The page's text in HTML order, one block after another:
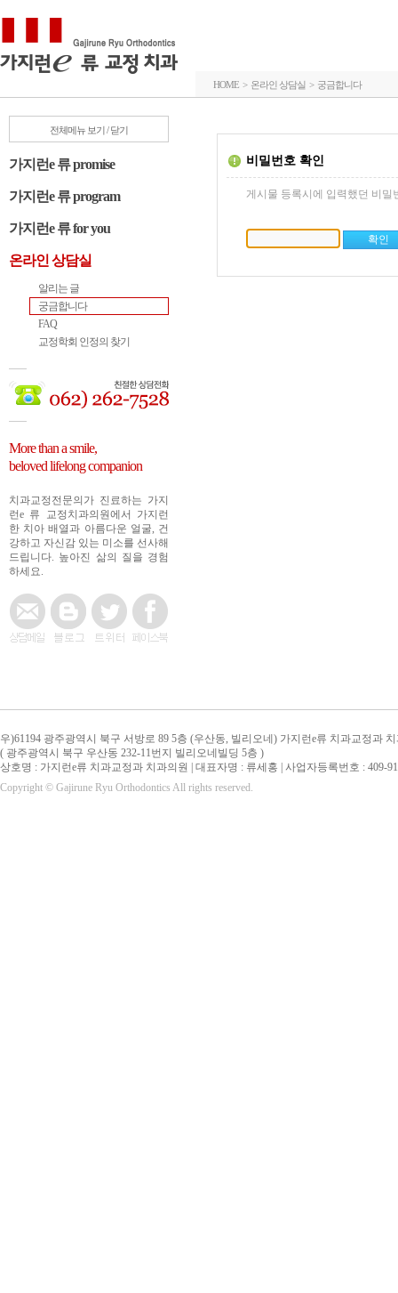
HOME > 온라인 상담실 > 궁금합니다
전체메뉴 보기 / 닫기
가지런e 류 promise
가지런e 류 program
가지런e 류 for you
온라인 상담실
알리는 글
궁금합니다
FAQ
교정학회 인정의 찾기
More than a smile,
beloved lifelong companion
치과교정전문의가 진료하는 가지
런e 류 교정치과의원에서 가지런
한 치아 배열과 아름다운 얼굴, 건
강하고 자신감 있는 미소를 선사해
드립니다. 높아진 삶의 질을 경험
하세요.
비밀번호 확인
게시물 등록시에 입력했던 비밀
우)61194 광주광역시 북구 서방로 89 5층 (우산동, 빌리오네) 가지런e류 치과교정과
( 광주광역시 북구 우산동 232-11번지 빌리오네빌딩 5층 )
상호명 : 가지런e류 치과교정과 치과의원 | 대표자명 : 류세홍 | 사업자등록번호 : 409-
Copyright © Gajirune Ryu Orthodontics All rights reserved.